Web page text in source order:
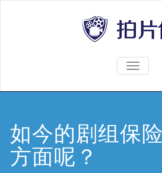
TOGGLE
如今的剧组保
方面呢？